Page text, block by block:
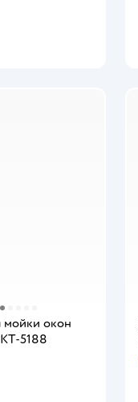
о появлении
мойки окон
5188
о появлении